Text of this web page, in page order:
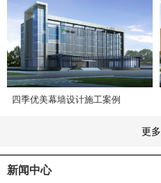
四季优美幕墙设计施工案例
更多
新闻中心